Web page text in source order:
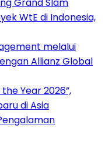
WtE di Indonesia,
melalui
Allianz Global
Year 2026”,
di Asia